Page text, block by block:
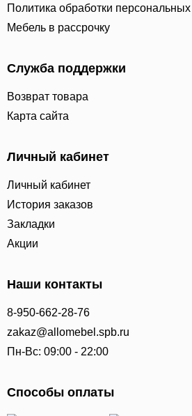
Политика обработки
Мебель в рассрочку
Служба поддержки
Возврат товара
Карта сайта
Личный кабинет
Личный кабинет
История заказов
Закладки
Акции
Наши контакты
8-950-662-28-76
zakaz@allomebel.spb.ru
Пн-Вс: 09:00 - 22:00
Способы оплаты